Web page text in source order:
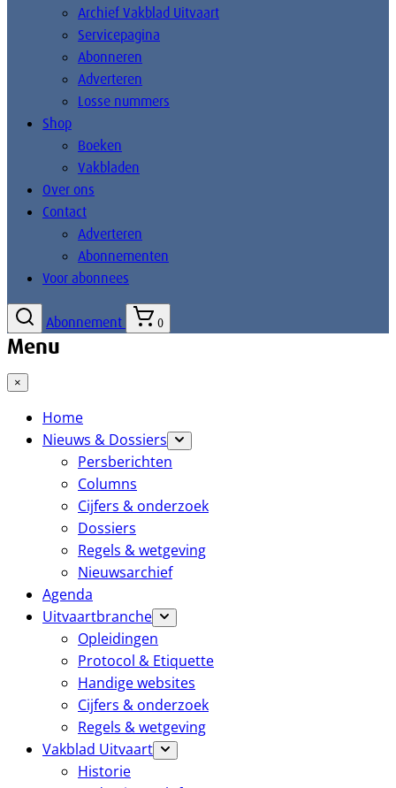
Archief Vakblad Uitvaart
Servicepagina
Abonneren
Adverteren
Losse nummers
Shop
Boeken
Vakbladen
Over ons
Contact
Adverteren
Abonnementen
Voor abonnees
Abonnement 0
Menu
×
Home
Nieuws & Dossiers
Persberichten
Columns
Cijfers & onderzoek
Dossiers
Regels & wetgeving
Nieuwsarchief
Agenda
Uitvaartbranche
Opleidingen
Protocol & Etiquette
Handige websites
Cijfers & onderzoek
Regels & wetgeving
Vakblad Uitvaart
Historie